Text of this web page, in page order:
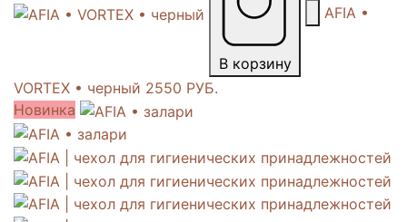
В корзину
AFIA •
VORTEX • черный 2550 РУБ.
Новинка